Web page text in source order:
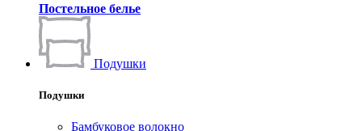
Постельное белье
Подушки
Подушки
Бамбуковое волокно